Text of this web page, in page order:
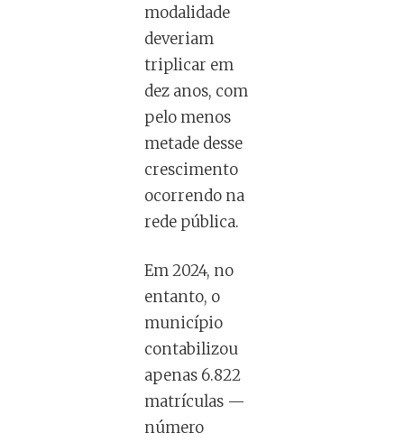
modalidade
deveriam
triplicar em
dez anos, com
pelo menos
metade desse
crescimento
ocorrendo na
rede pública.
Em 2024, no
entanto, o
município
contabilizou
apenas 6.822
matrículas —
número